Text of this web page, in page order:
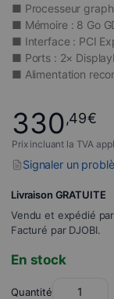
■ Processeur
■ Mémoire : 8 Go
■ Interface : PCI
■ Ports : 2×
■ Alimentation
330,49€
Prix incluant la TVA
Signaler un
Livraison GRATUITE
Vendu et expédié
Facturé par DJOBI.
En stock
Quantité